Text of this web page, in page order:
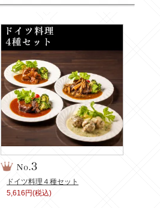
ドイツ料理４種セット
5,616円(税込)